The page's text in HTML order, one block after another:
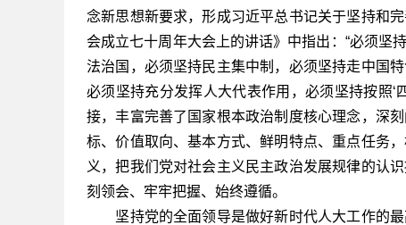
念新思想新要求，形成习近平总书记关于坚持和
会成立七十周年大会上的讲话》中指出：“必须坚
法治国，必须坚持民主集中制，必须坚持走中国
必须坚持充分发挥人大代表作用，必须坚持按照‘
接，丰富完善了国家根本政治制度核心理念，深
标、价值取向、基本方式、鲜明特点、重点任务
义，把我们党对社会主义民主政治发展规律的认
刻领会、牢牢把握、始终遵循。
坚持党的全面领导是做好新时代人大工作的最